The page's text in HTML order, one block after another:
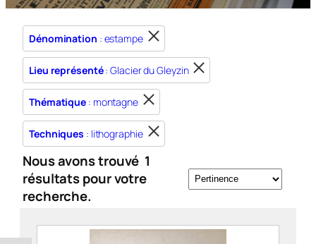
Dénomination : estampe
Lieu représenté: Glacier du Gleyzin
Thématique : montagne
Techniques : lithographie
Nous avons trouvé 1
résultats pour votre
recherche.